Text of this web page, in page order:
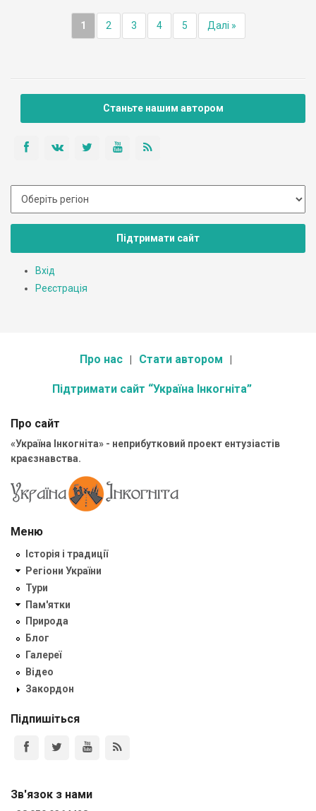
1 2 3 4 5 Далі »
Станьте нашим автором
Підтримати сайт
Вхід
Реєстрація
Про нас Стати автором
Підтримати сайт “Україна Інкогніта”
Про сайт
«Україна Інкогніта» - неприбутковий проект ентузіастів
краєзнавства.
Меню
Історія і традиції
Регіони України
Тури
Пам'ятки
Природа
Блог
Галереї
Відео
Закордон
Підпишіться
Зв'язок з нами